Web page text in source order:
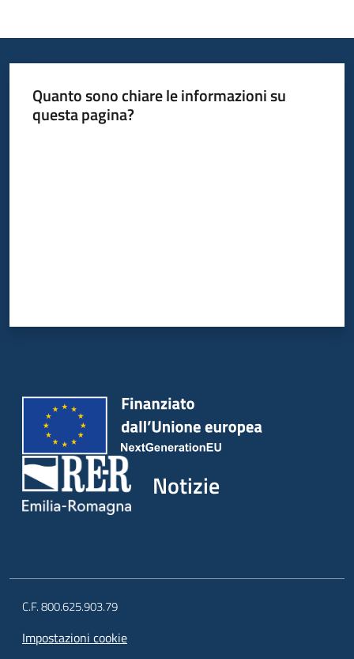
Quanto sono chiare le informazioni su
questa pagina?
Notizie
C.F. 800.625.903.79
Impostazioni cookie